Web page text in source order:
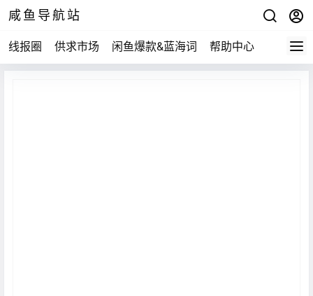
咸鱼导航站
线报圈 供求市场 闲鱼爆款&蓝海词 帮助中心